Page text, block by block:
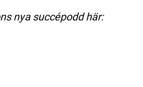
nya succépodd här: